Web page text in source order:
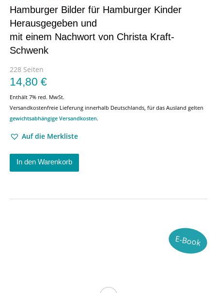
Hamburger Bilder für Hamburger Kinder
Herausgegeben und
mit einem Nachwort von Christa Kraft-
Schwenk
228 Seiten
14,80 €
Enthält 7% red. MwSt.
Versandkostenfreie Lieferung innerhalb Deutschlands, für das Ausland gelten
gewichtsabhängige Versandkosten.
Auf die Merkliste
In den Warenkorb
E-Book